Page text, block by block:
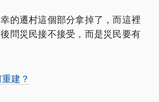
的遷村這個部分拿掉了，而這裡
問災民接不接受，而是災民要有
建？